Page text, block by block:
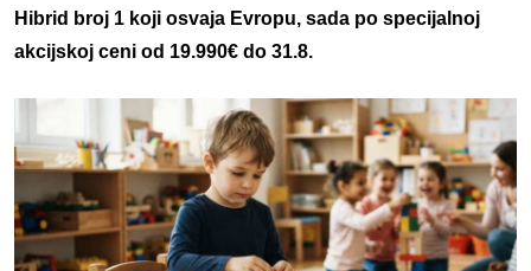
Hibrid broj 1 koji osvaja Evropu, sada po specijalnoj
akcijskoj ceni od 19.990€ do 31.8.